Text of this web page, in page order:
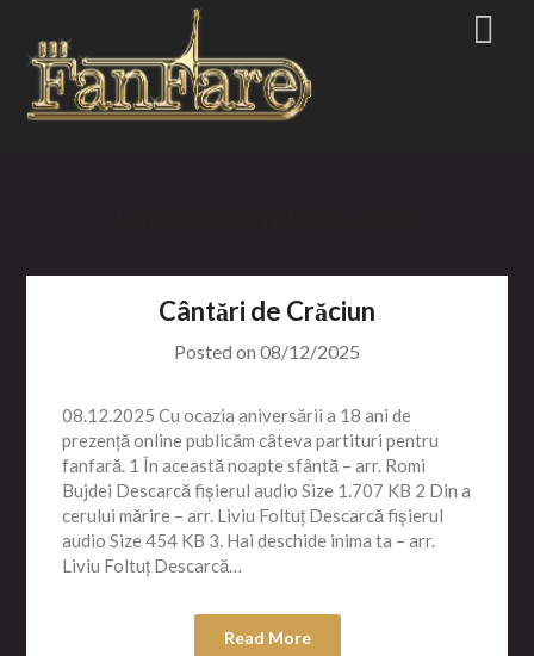
content
Cântări de Crăciun
Posted on 08/12/2025
08.12.2025 Cu ocazia aniversării a 18 ani de
prezență online publicăm câteva partituri pentru
fanfară. 1 În această noapte sfântă – arr. Romi
Bujdei Descarcă fișierul audio Size 1.707 KB 2 Din a
cerului mărire – arr. Liviu Foltuț Descarcă fișierul
audio Size 454 KB 3. Hai deschide inima ta – arr.
Liviu Foltuț Descarcă…
Read More